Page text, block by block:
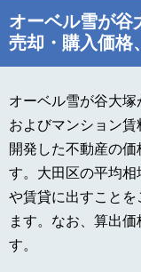
オーベル雪が谷
売却・購入価格
オーベル雪が谷大
およびマンション
開発した不動産の
す。大田区の平均
や賃貸に出すこと
ます。なお、算出
す。